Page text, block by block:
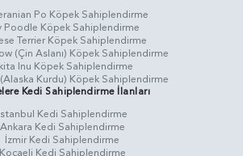
Po Köpek Sahiplendirme
Poodle Köpek Sahiplendirme
Terrier Köpek Sahiplendirme
(Çin Aslanı) Köpek Sahiplendirme
Inu Köpek Sahiplendirme
Kurdu) Köpek Sahiplendirme
Kedi Sahiplendirme İlanları
Kedi Sahiplendirme
Ankara Kedi Sahiplendirme
İzmir Kedi Sahiplendirme
Kocaeli Kedi Sahiplendirme